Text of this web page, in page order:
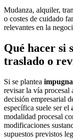
Mudanza, alquiler,
o costes de cuidado
relevantes en la
Qué hacer si
traslado o
Si se plantea
revisar la vía procesal
decisión empresarial
específica suele ser el
modalidad procesal
modificaciones
supuestos previstos